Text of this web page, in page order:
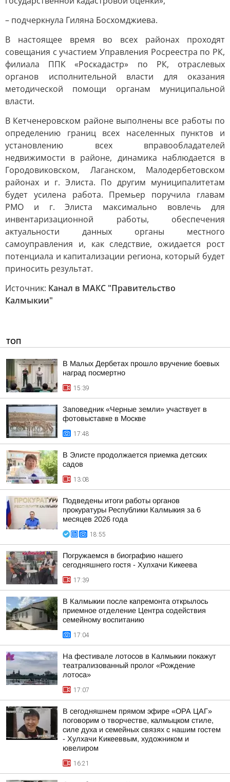
– подчеркнула Гиляна Босхомджиева.
В настоящее время во всех районах проходят
совещания с участием Управления Росреестра по РК,
филиала ППК «Роскадастр» по РК, отраслевых
органов исполнительной власти для оказания
методической помощи органам муниципальной
власти.
В Кетченеровском районе выполнены все работы по
определению границ всех населенных пунктов и
установлению всех вправообладателей
недвижимости в районе, динамика наблюдается в
Городовиковском, Лаганском, Малодербетовском
районах и г. Элиста. По другим муниципалитетам
будет усилена работа. Премьер поручила главам
РМО и г. Элиста максимально вовлечь для
инвентаризационной работы, обеспечения
актуальности данных органы местного
самоуправления и, как следствие, ожидается рост
потенциала и капитализации региона, который будет
приносить результат.
Источник: Канал в МАКС "Правительство
Калмыкии"
ТОП
В Малых Дербетах прошло вручение боевых
наград посмертно
15:39
Заповедник «Черные земли» участвует в
фотовыставке в Москве
17:48
В Элисте продолжается приемка детских
садов
13:08
Подведены итоги работы органов
прокуратуры Республики Калмыкия за 6
месяцев 2026 года
18:55
Погружаемся в биографию нашего
сегодняшнего гостя - Хулхачи Кикеева
17:39
В Калмыкии после капремонта открылось
приемное отделение Центра содействия
семейному воспитанию
17:04
На фестивале лотосов в Калмыкии покажут
театрализованный пролог «Рождение
лотоса»
17:07
В сегодняшнем прямом эфире «ОРА ЦАГ»
поговорим о творчестве, калмыцком стиле,
силе духа и семейных связях с нашим гостем
- Хулхачи Кикееввым, художником и
ювелиром
16:21